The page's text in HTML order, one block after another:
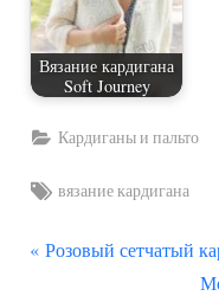
Вязание кардигана
Soft Journey
Кардиганы и пальто
Tags:
вязание кардигана
Навигация
П
Розовый сетчатый
С